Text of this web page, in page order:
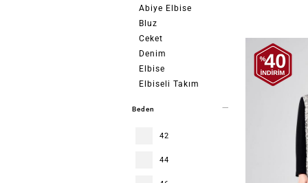
Abiye Elbise
Bluz
Ceket
Denim
Elbise
Elbiseli Takım
Etekli Takım
Pantolon
Beden
42
44